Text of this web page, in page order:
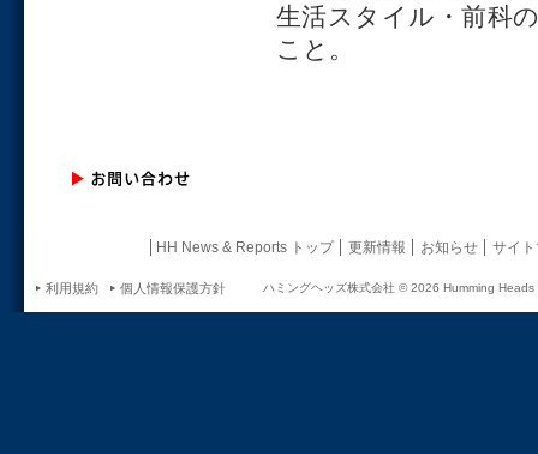
生活スタイル・前科
こと。
HH News & Reports トップ 更新情報 お知らせ サイ
ハミングヘッズ株式会社 ©2026 Humming
利用規約 個人情報保護方針